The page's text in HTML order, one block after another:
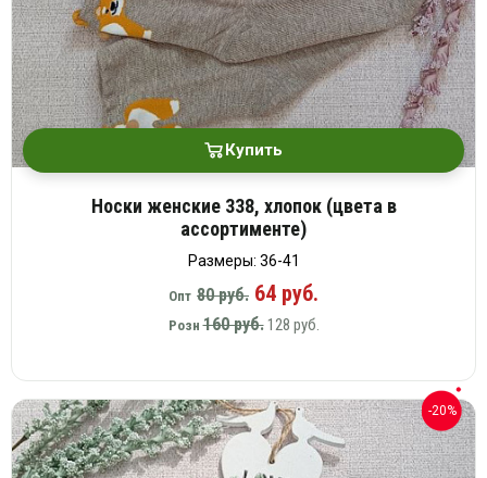
Шапки,
банданы,
маски
Вязаный
трикотаж
Женские
кофты
Женские
худи
Летняя
Футболки
Шарфики
Шапки,
шарфы,
варежки,
перчатки
Купить
Носки женские 338, хлопок (цвета в
ассортименте)
Размеры: 36-41
Опт 80 руб. 64 руб.
Розн 160 руб.128 руб.
-20%